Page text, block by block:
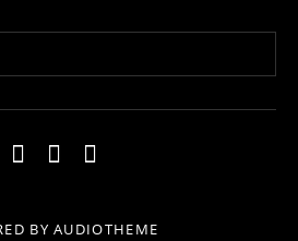
Impressum
Kontakt
BYAUDIOTHEME